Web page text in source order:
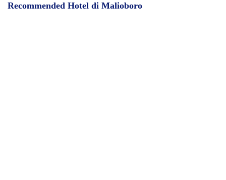
Recommended Hotel di Malioboro